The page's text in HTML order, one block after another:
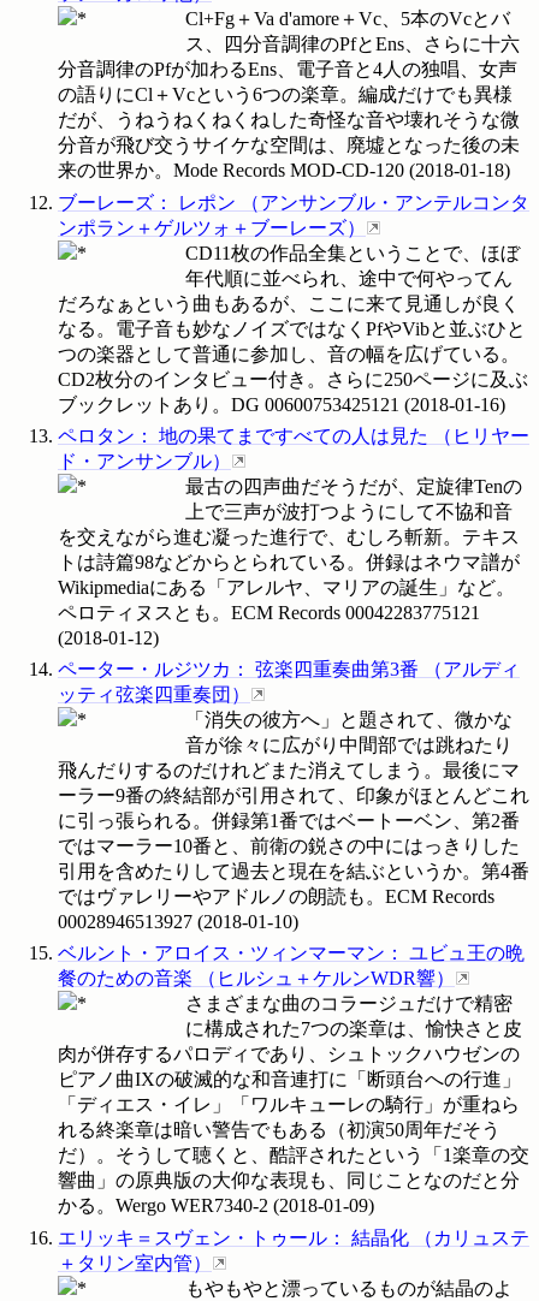
Cl+Fg＋Va d'amore＋Vc、5本のVcとバ
ス、四分音調律のPfとEns、さらに十六
分音調律のPfが加わるEns、電子音と4人の独唱、女声
の語りにCl＋Vcという6つの楽章。編成だけでも異様
だが、うねうねくねくねした奇怪な音や壊れそうな微
分音が飛び交うサイケな空間は、廃墟となった後の未
来の世界か。Mode Records MOD-CD-120 (2018-01-18)
ブーレーズ ： レポン （アンサンブル・アンテルコンタ
ンポラン＋ゲルツォ＋ブーレーズ）
CD11枚の作品全集ということで、ほぼ
年代順に並べられ、途中で何やってん
だろなぁという曲もあるが、ここに来て見通しが良く
なる。電子音も妙なノイズではなくPfやVibと並ぶひと
つの楽器として普通に参加し、音の幅を広げている。
CD2枚分のインタビュー付き。さらに250ページに及ぶ
ブックレットあり。DG 00600753425121 (2018-01-16)
ペロタン ： 地の果てまですべての人は見た （ ヒリヤー
ド・アンサンブル）
最古の四声曲だそうだが、定旋律Tenの
上で三声が波打つようにして不協和音
を交えながら進む凝った進行で、むしろ斬新。テキス
トは詩篇98などからとられている。併録はネウマ譜が
Wikipmediaにある「アレルヤ、マリアの誕生」など。
ペロティヌスとも。ECM Records 00042283775121
(2018-01-12)
ペーター・ルジツカ ： 弦楽四重奏曲第3番 （アルディ
ッティ弦楽四重奏団 ）
「消失の彼方へ」と題されて、微かな
音が徐々に広がり中間部では跳ねたり
飛んだりするのだけれどまた消えてしまう。最後にマ
ーラー9番の終結部が引用されて、印象がほとんどこれ
に引っ張られる。併録第1番ではベートーベン、第2番
ではマーラー10番と、前衛の鋭さの中にはっきりした
引用を含めたりして過去と現在を結ぶというか。第4番
ではヴァレリーやアドルノの朗読も。ECM Records
00028946513927 (2018-01-10)
ベルント・アロイス・ツィンマーマン ： ユビュ王の晩
餐のための音楽
（ ヒルシュ＋ケルンWDR響）
さまざまな曲のコラージュだけで精密
に構成された7つの楽章は、愉快さと皮
肉が併存するパロディであり、シュトックハウゼンの
ピアノ曲IXの破滅的な和音連打に「断頭台への行進」
「ディエス・イレ」「ワルキューレの騎行」が重ねら
れる終楽章は暗い警告でもある（初演50周年だそう
だ）。そうして聴くと、酷評されたという「1楽章の交
響曲」の原典版の大仰な表現も、同じことなのだと分
かる。Wergo WER7340-2 (2018-01-09)
エリッキ＝スヴェン・トゥール ： 結晶化 （ カリュステ
＋タリン室内管）
もやもやと漂っているものが結晶のよ